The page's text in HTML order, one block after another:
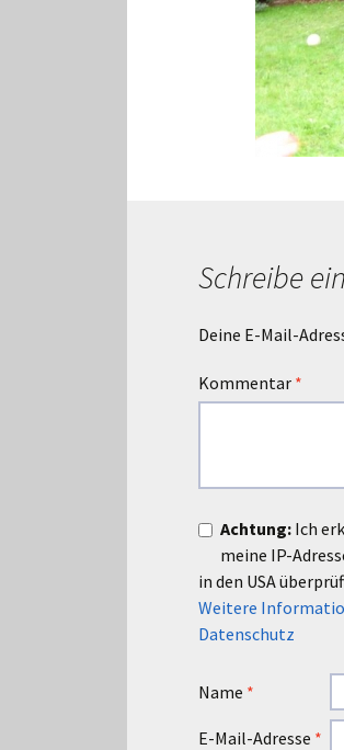
Schreibe
Deine E-Mail-
Kommentar *
Achtung:Ich
meine IP-
in den USA
Weitere
Datenschutz
Name *
E-Mail-Adresse *